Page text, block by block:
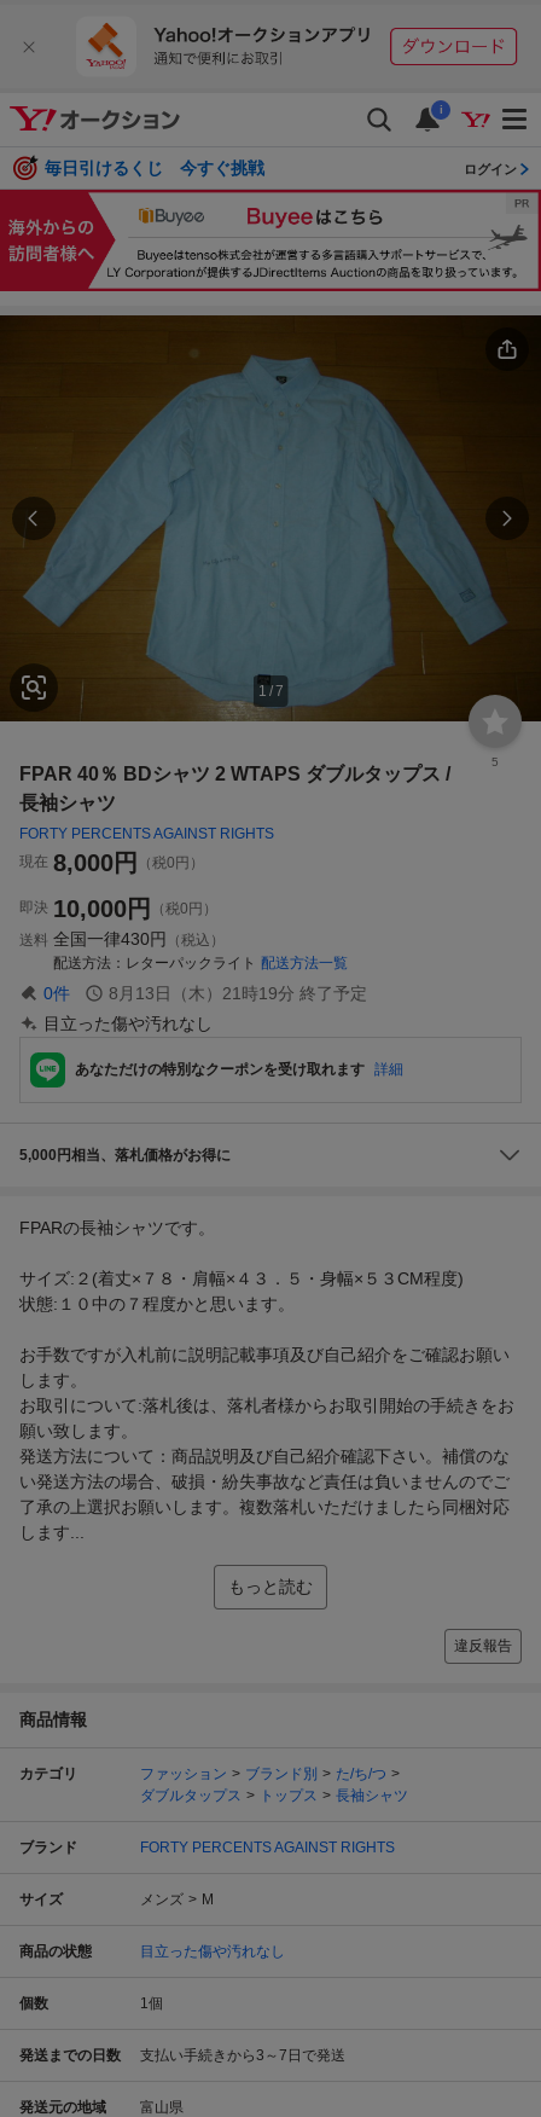
i
毎日引けるくじ 今すぐ挑戦 ログイン
1 /7
5
FPAR 40％ BDシャツ 2 WTAPS ダブルタップス /
長袖シャツ
FORTY PERCENTS AGAINST RIGHTS
現在 8,000円 （税0円）
即決 10,000円
（税0円）
送料 全国一律430円
（税込）
配送方法
レターパックライト 配送方法一覧
0件 8月13日（木）21時19分 終了予定
目立った傷や汚れなし
あなただけの特別なクーポンを受け取れます 詳細
5,000円相当、落札価格がお得に
FPARの長袖シャツです。
サイズ:２(着丈×７８・肩幅×４３．５・身幅×５３CM程度)
状態:１０中の７程度かと思います。
お手数ですが入札前に説明記載事項及び自己紹介をご確認お願い
します。
お取引について:落札後は、落札者様からお取引開始の手続きをお
願い致します。
発送方法について：商品説明及び自己紹介確認下さい。補償のな
い発送方法の場合、破損・紛失事故など責任は負いませんのでご
了承の上選択お願いします。複数落札いただけましたら同梱対応
します...
もっと読む
違反報告
商品情報
カテゴリ ファッション ブランド別
た/ち/つ
ダブルタップス
トップス 長袖シャツ
ブランド FORTY PERCENTS AGAINST RIGHTS
サイズ メンズ M
商品の状態 目立った傷や汚れなし
個数 1個
発送までの日数 支払い手続きから3～7日で発送
発送元の地域 富山県